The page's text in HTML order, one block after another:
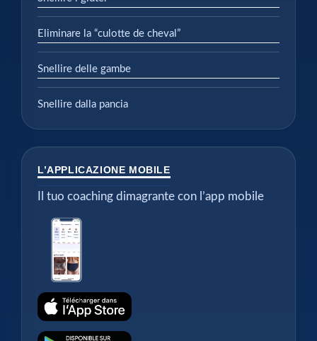
Eliminare la “culotte de cheval”
Snellire delle gambe
Snellire dalla pancia
L’APPLICAZIONE MOBILE
Il tuo coaching dimagrante con l’app mobile